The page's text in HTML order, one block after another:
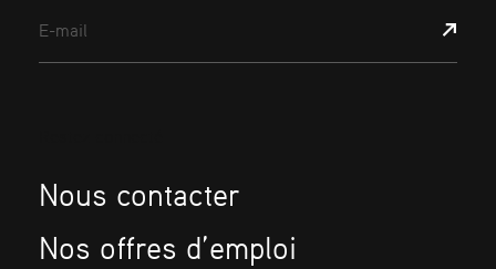
E-mail
Nous contacter
Nos offres d’emploi